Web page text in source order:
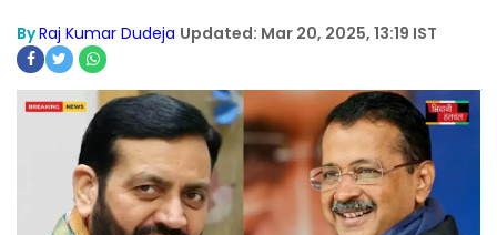
ByRaj Kumar Dudeja Updated: Mar 20, 2025, 13:19 IST